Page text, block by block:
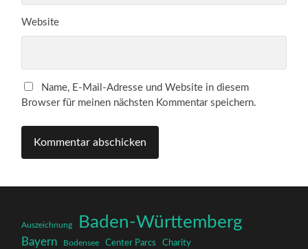
Website
Name, E-Mail-Adresse und Website in diesem
Browser für meinen nächsten Kommentar speichern.
Auszeichnung Baden-Württemberg
Bayern Bodensee Center Parcs Charity